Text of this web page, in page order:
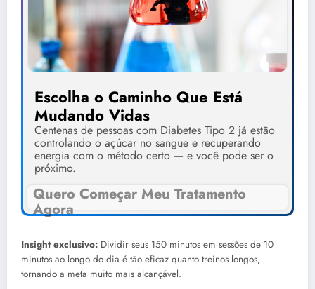
Escolha o Caminho Que Está
Mudando Vidas
Centenas de pessoas com Diabetes Tipo 2 já estão
controlando o açúcar no sangue e recuperando
energia com o método certo — e você pode ser o
próximo.
Quero Começar Meu Tratamento
Agora
Insight exclusivo: Dividir seus 150 minutos em sessões de 10
minutos ao longo do dia é tão eficaz quanto treinos longos,
tornando a meta muito mais alcançável.